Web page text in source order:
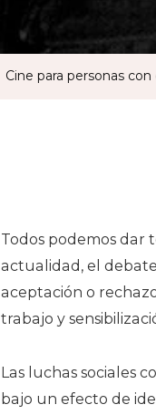
Cine para personas
Todos podemos dar
actualidad, el
aceptación o
trabajo y
Las luchas sociales
bajo un efecto de